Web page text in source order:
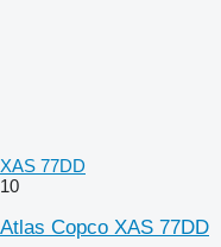
XAS 77DD
10
Atlas Copco XAS 77DD